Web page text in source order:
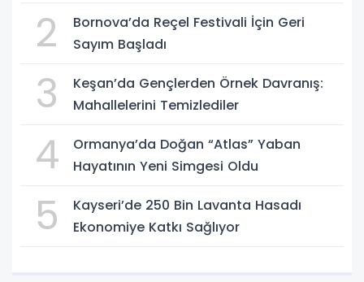
2
Bornova’da Reçel Festivali İçin Geri
Sayım Başladı
3
Keşan’da Gençlerden Örnek Davranış:
Mahallelerini Temizlediler
4
Ormanya’da Doğan “Atlas” Yaban
Hayatının Yeni Simgesi Oldu
5
Kayseri’de 250 Bin Lavanta Hasadı
Ekonomiye Katkı Sağlıyor